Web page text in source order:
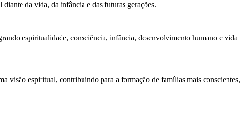
da vida, da infância e das futuras gerações.
espiritualidade, consciência, infância, desenvolvimento humano e vida
visão espiritual, contribuindo para a formação de famílias mais conscientes,